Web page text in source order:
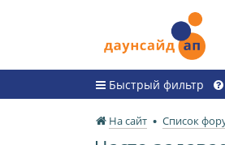
Быстрый фильтр
На сайт Список